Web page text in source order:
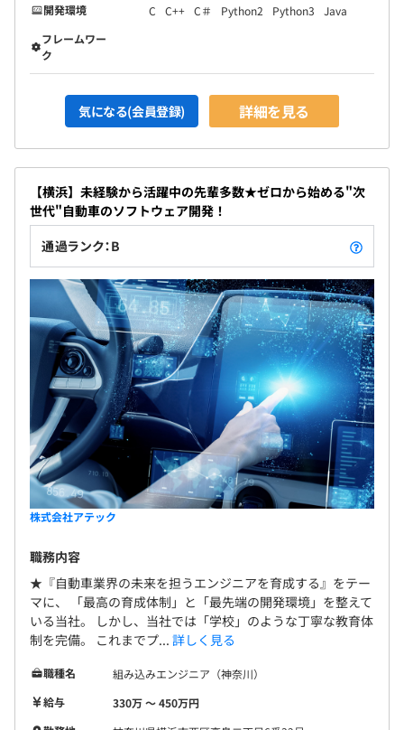
開発環境 C C++ C＃ Python2 Python3
Java
フレームワー
ク
気になる(会員登録) 詳細を見る
【横浜】未経験から活躍中の先輩多数★ゼロから始める"次
世代"自動車のソフトウェア開発！
通過ランク：B
株式会社アテック
職務内容
★『自動車業界の未来を担うエンジニアを育成する』をテー
マに、 「最高の育成体制」と「最先端の開発環境」を整えて
いる当社。 しかし、当社では「学校」のような丁寧な教育体
制を完備。 これまでプ... 詳しく見る
職種名
組み込みエンジニア（神奈川）
給与
330万 〜 450万円